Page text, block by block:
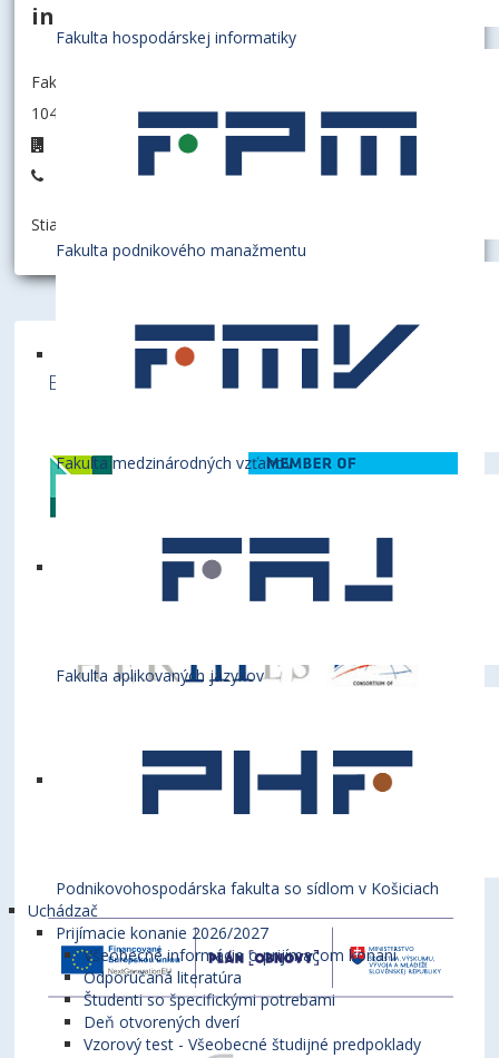
Fakulta hospodárskej informatiky
Fakulta podnikového manažmentu
Fakulta medzinárodných vzťahov
Fakulta aplikovaných jazykov
Podnikovohospodárska fakulta so sídlom v Košiciach
Uchádzač
Prijímacie konanie 2026/2027
Všeobecné informácie o prijímacom konaní
Odporúčaná literatúra
Študenti so špecifickými potrebami
Deň otvorených dverí
Vzorový test - Všeobecné študijné predpoklady
interná doktorandka
Fakulta podnikového manažmentu
104006 - Katedra informačného manažmentu
+421 2 6729 5622
Stiahnuť informáciu ako:
Ekonomická univerzita v Bratislave je členom